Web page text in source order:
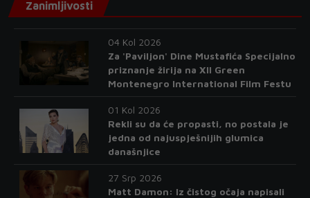
Zanimljivosti
04 Kol 2026
Za 'Paviljon' Dine Mustafića Specijalno
priznanje žirija na XII Green
Montenegro International Film Festu
01 Kol 2026
Rekli su da će propasti, no postala je
jedna od najuspješnijih glumica
današnjice
27 Srp 2026
Matt Damon: Iz čistog očaja napisali